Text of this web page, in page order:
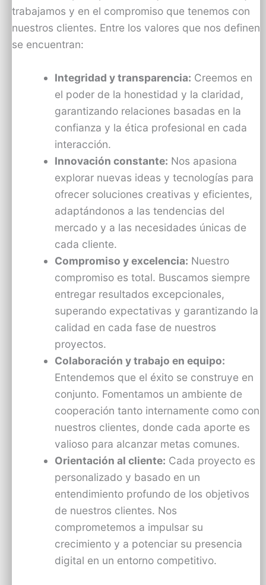
trabajamos y en el compromiso que tenemos con
nuestros clientes. Entre los valores que nos definen
se encuentran:
Integridad y transparencia: Creemos en
el poder de la honestidad y la claridad,
garantizando relaciones basadas en la
confianza y la ética profesional en cada
interacción.
Innovación constante: Nos apasiona
explorar nuevas ideas y tecnologías para
ofrecer soluciones creativas y eficientes,
adaptándonos a las tendencias del
mercado y a las necesidades únicas de
cada cliente.
Compromiso y excelencia: Nuestro
compromiso es total. Buscamos siempre
entregar resultados excepcionales,
superando expectativas y garantizando la
calidad en cada fase de nuestros
proyectos.
Colaboración y trabajo en equipo:
Entendemos que el éxito se construye en
conjunto. Fomentamos un ambiente de
cooperación tanto internamente como con
nuestros clientes, donde cada aporte es
valioso para alcanzar metas comunes.
Orientación al cliente: Cada proyecto es
personalizado y basado en un
entendimiento profundo de los objetivos
de nuestros clientes. Nos
comprometemos a impulsar su
crecimiento y a potenciar su presencia
digital en un entorno competitivo.